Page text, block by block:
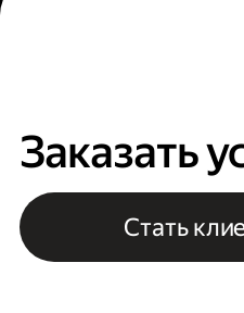
Заказать
Стать